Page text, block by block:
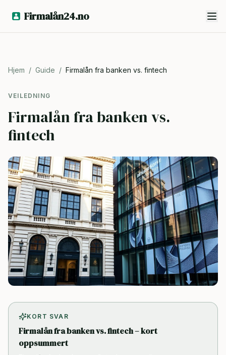
Firmalån24.no
Hjem / Guide / Firmalån fra banken vs. fintech
VEILEDNING
Firmalån fra banken vs.
fintech
KORT SVAR
Firmalån fra banken vs. fintech – kort
oppsummert